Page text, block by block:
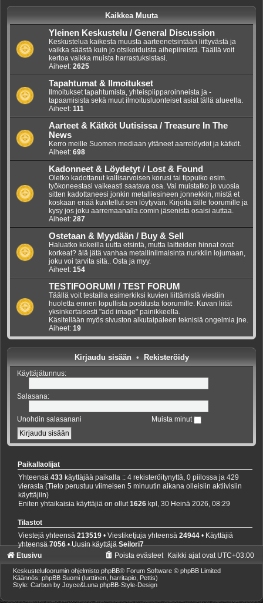
Kaikkea Muuta
Yleinen Keskustelu / General Discussion
Keskustelua kaikesta muusta aarteenetsintään liittyvästä ja
vaikka säästä kuin jo otsikoiduista aihepiireistä. Täällä voit
kertoa vaikka muista harrastuksistasi.
Aiheet: 2625
Tapahtumat & Ilmoitukset
Ilmoitukset tapahtumista, yhteispiipparoinneista ja -
tapaamisista sekä muut ilmoitusluonteiset asiat tällä alueella.
Aiheet: 111
Aarteet & Kätköt Uutisissa / Treasure In The
News
Kerro meille Suomen mediaan yltäneet aarrelöydöt ja kätköt.
Aiheet: 698
Kadonneet & Löydetyt / Lost & Found
Oletko kadottanut kallisarvoisen korusi tai tippuiko esim.
työkoneestasi vaikeasti saatava osa. Vai muistatko jo vuosia
sitten kadottaneesi jonkin metalliesineen jonnekkin, mistä et
koskaan enää kuvitellut sen löytyvän. Kirjoita tälle foorumille ja
kysy jos joku aarremaanalla.comin jäsenistä osaisi auttaa.
Aiheet: 287
Ostetaan & Myydään / Buy & Sell
Haluatko kokeilla uutta etsintä, mutta laitteiden hinnat ovat
korkeat? älä jätä vanhaa metallinilmaisinta nurkkiin lojumaan,
joku voi tarvita sitä.. Osta ja myy.
Aiheet: 154
TESTIFOORUMI / TEST FORUM
Täällä voit testailla esimerkiksi kuvien liittämistä viestiin
huoletta ennen lopullista postitusta foorumille. Kuvan liität
yksinkertaisesti "add image" painikkeella.
Käsitellään myös sivuston alkutaipaleen teknisiä ongelmia jne.
Aiheet: 19
Kirjaudu sisään• Rekisteröidy
Käyttäjätunnus:
Salasana:
Unohdin salasanani Muista minut
Paikallaolijat
Yhteensä433 käyttäjää paikalla :: 4 rekisteröitynyttä, 0 piilossa ja 429
vierasta (Tieto perustuu viimeisen 5 minuutin aikana olleisiin aktiivisiin
käyttäjiin)
Eniten yhtaikaisia käyttäjiä on ollut1626 kpl, 30 Heinä 2026, 08:29
Tilastot
Viestejä yhteensä213519 • Viestiketjuja yhteensä24944 • Käyttäjiä
yhteensä7056• Uusin käyttäjäSeilori7
Etusivu
Kaikki ajat ovat UTC+03:00
Poista evästeet
Keskustelufoorumin ohjelmisto phpBB® Forum Software © phpBB Limited
Käännös: phpBB Suomi (lurttinen, harritapio, Pettis)
Style: Carbon by Joyce&Luna phpBB-Style-Design